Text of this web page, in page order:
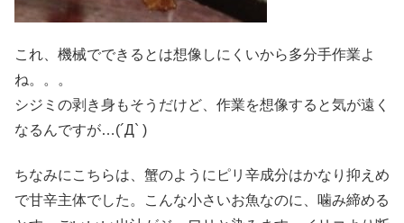
これ、機械でできるとは想像しにくいから多分手作業よ
ね。。。
シジミの剥き身もそうだけど、作業を想像すると気が遠く
なるんですが…(´Д` )
ちなみにこちらは、蟹のようにピリ辛成分はかなり抑えめ
で甘辛主体でした。こんな小さいお魚なのに、噛み締める